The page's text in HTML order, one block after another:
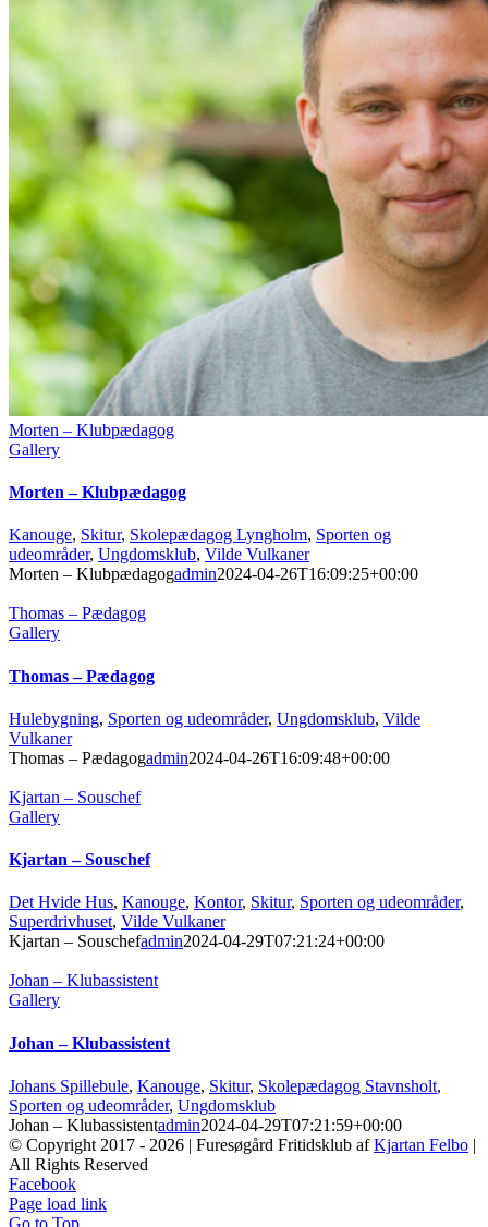
Morten – Klubpædagog
Gallery
Morten – Klubpædagog
Kanouge, Skitur, Skolepædagog Lyngholm, Sporten og
udeområder, Ungdomsklub, Vilde Vulkaner
Morten – Klubpædagogadmin2024-04-26T16:09:25+00:00
Thomas – Pædagog
Gallery
Thomas – Pædagog
Hulebygning, Sporten og udeområder, Ungdomsklub, Vilde
Vulkaner
Thomas – Pædagogadmin2024-04-26T16:09:48+00:00
Kjartan – Souschef
Gallery
Kjartan – Souschef
Det Hvide Hus, Kanouge, Kontor, Skitur, Sporten og udeområder,
Superdrivhuset, Vilde Vulkaner
Kjartan – Souschefadmin2024-04-29T07:21:24+00:00
Johan – Klubassistent
Gallery
Johan – Klubassistent
Johans Spillebule, Kanouge, Skitur, Skolepædagog Stavnsholt,
Sporten og udeområder, Ungdomsklub
Johan – Klubassistentadmin2024-04-29T07:21:59+00:00
© Copyright 2017 - 2026 | Furesøgård Fritidsklub afKjartan Felbo |
All Rights Reserved
Facebook
Page load link
Go to Top